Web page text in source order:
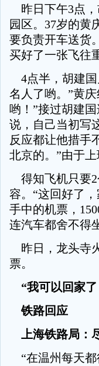
昨日下午3点，
园区。37岁的黄
要负责开车送货
买好了一张飞往
4点半，胡建国
名人了哟。”黄
哟！”接过胡建
说，自己当初写
反应都让他措手
北京的。”由于
得知飞机只要2
容。“这回好了
手中的机票，
连汽车都舍不得
昨日，龙头寺
票。
“我可以回家了
铁路回应
上海铁路局：
“在温州每天都